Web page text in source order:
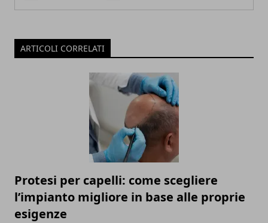
ARTICOLI CORRELATI
Protesi per capelli: come scegliere
l’impianto migliore in base alle proprie
esigenze